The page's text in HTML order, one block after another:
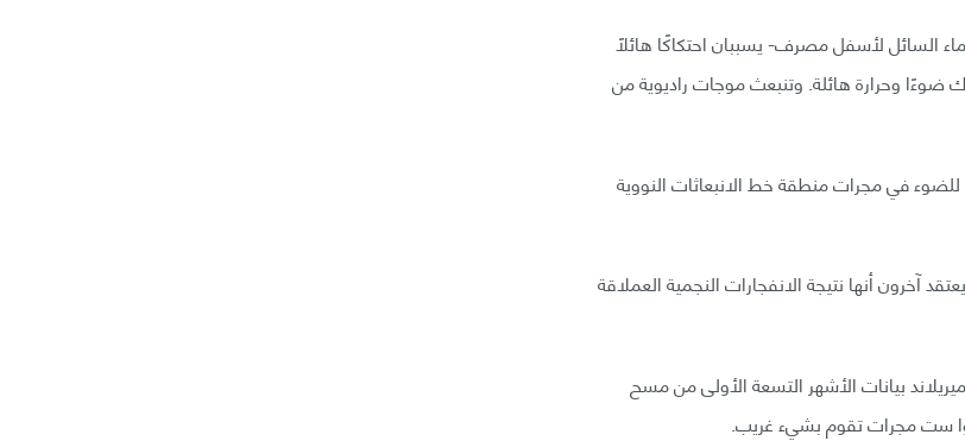
السائل لأسفل مصرف- يسببان احتكاكًا هائلًا
ضوءًا وحرارة هائلة. وتنبعث موجات راديوية من
في مجرات منطقة خط الانبعاثات النووية
أنها نتيجة الانفجارات النجمية العملاقة
بيانات الأشهر التسعة الأولى من مسح